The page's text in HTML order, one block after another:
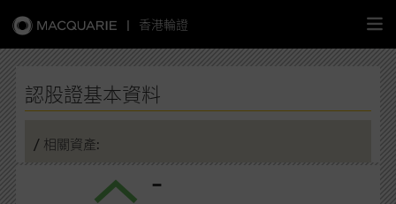
| 香港輪證
認股證基本資料
/ 相關資產:
-